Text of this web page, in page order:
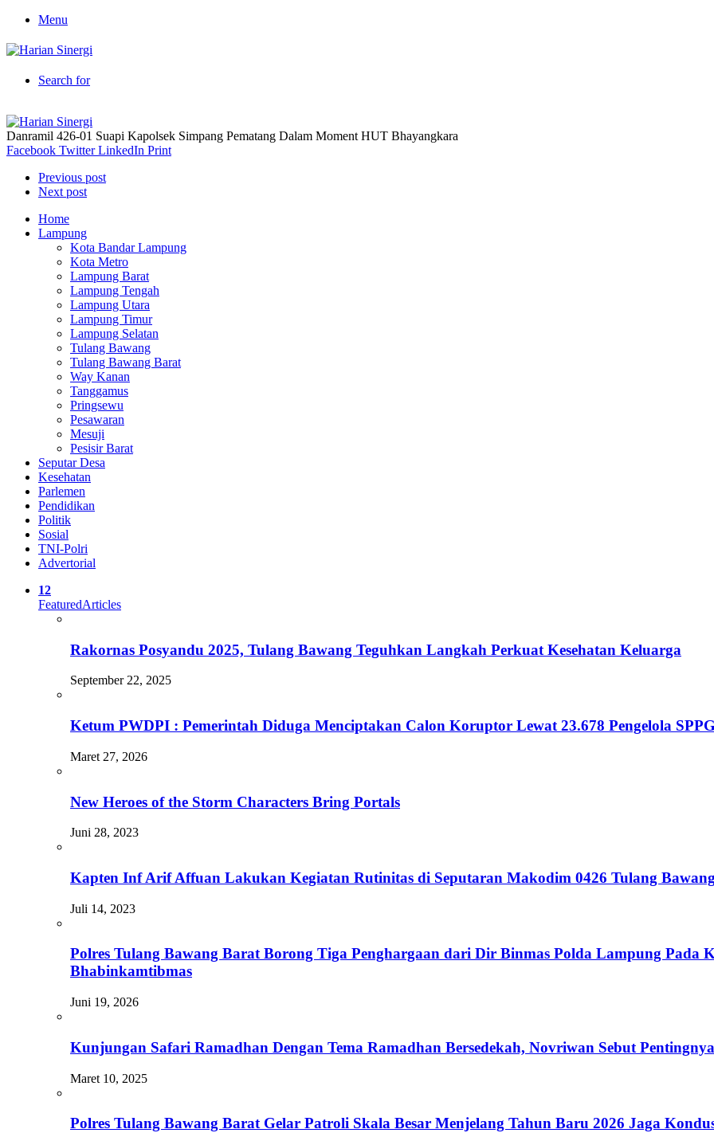
Menu
Search for
Danramil 426-01 Suapi Kapolsek Simpang Pematang Dalam Moment HUT Bhayangkara
Facebook Twitter LinkedIn Print
Previous post
Next post
Home
Lampung
Kota Bandar Lampung
Kota Metro
Lampung Barat
Lampung Tengah
Lampung Utara
Lampung Timur
Lampung Selatan
Tulang Bawang
Tulang Bawang Barat
Way Kanan
Tanggamus
Pringsewu
Pesawaran
Mesuji
Pesisir Barat
Seputar Desa
Kesehatan
Parlemen
Pendidikan
Politik
Sosial
TNI-Polri
Advertorial
12
FeaturedArticles
Rakornas Posyandu 2025, Tulang Bawang Teguhkan Langkah Perkuat Kesehatan Keluarga
September 22, 2025
Ketum PWDPI : Pemerintah Diduga Menciptakan Calon Koruptor Lewat 23.678 Pengelola
Maret 27, 2026
New Heroes of the Storm Characters Bring Portals
Juni 28, 2023
Kapten Inf Arif Affuan Lakukan Kegiatan Rutinitas di Seputaran Makodim 0426 Tulang
Juli 14, 2023
Polres Tulang Bawang Barat Borong Tiga Penghargaan dari Dir Binmas Polda Lampung Pada
Bhabinkamtibmas
Juni 19, 2026
Kunjungan Safari Ramadhan Dengan Tema Ramadhan Bersedekah, Novriwan Sebut
Maret 10, 2025
Polres Tulang Bawang Barat Gelar Patroli Skala Besar Menjelang Tahun Baru 2026 Jaga